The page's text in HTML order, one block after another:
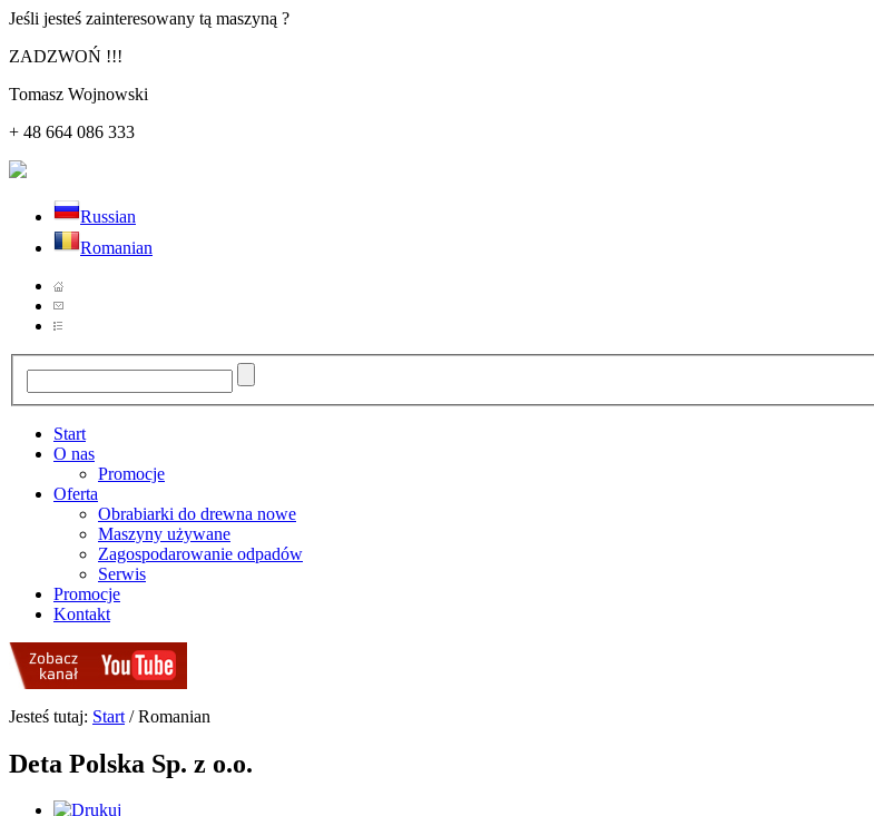
Jeśli jesteś zainteresowany tą maszyną ?
ZADZWOŃ !!!
Tomasz Wojnowski
+ 48 664 086 333
Russian
Romanian
Start
O nas
Promocje
Oferta
Obrabiarki do drewna nowe
Maszyny używane
Zagospodarowanie odpadów
Serwis
Promocje
Kontakt
Jesteś tutaj: Start /Romanian
Deta Polska Sp. z o.o.